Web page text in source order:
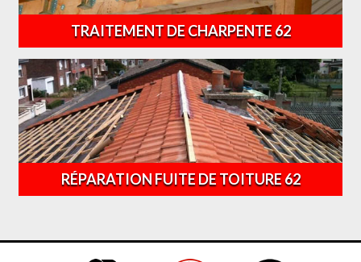
TRAITEMENT DE CHARPENTE 62
RÉPARATION FUITE DE TOITURE 62